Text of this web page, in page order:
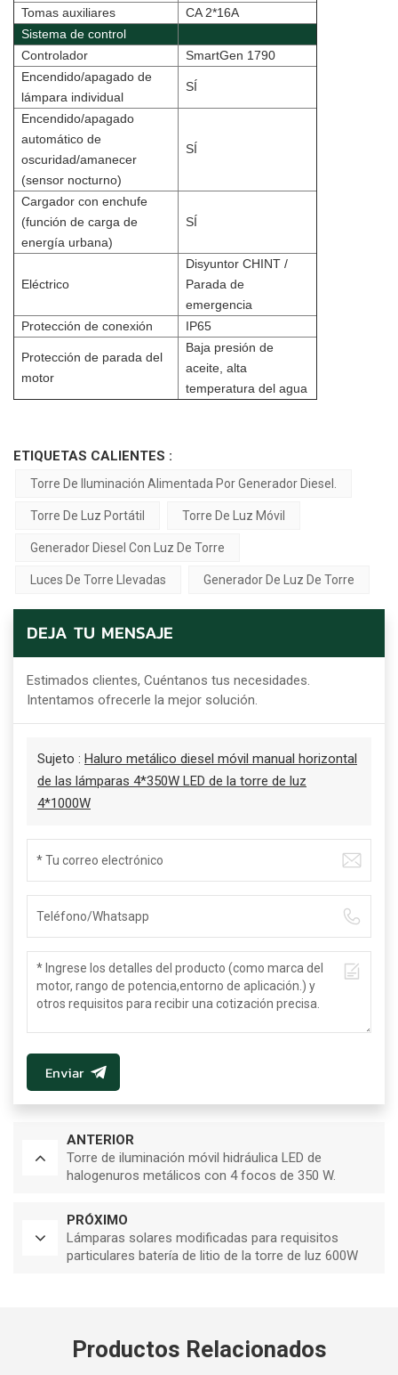
Tomas auxiliares
CA 2*16A
Sistema de control
Controlador
SmartGen 1790
Encendido/apagado de
lámpara individual
SÍ
Encendido/apagado
automático de
oscuridad/amanecer
(sensor nocturno)
SÍ
Cargador con enchufe
(función de carga de
energía urbana)
SÍ
Eléctrico
Disyuntor CHINT /
Parada de
emergencia
Protección de conexión
IP65
Protección de parada del
motor
Baja presión de
aceite, alta
temperatura del agua
ETIQUETAS CALIENTES :
Torre De Iluminación Alimentada Por Generador Diesel.
Torre De Luz Portátil Torre De Luz Móvil
Generador Diesel Con Luz De Torre
Luces De Torre Llevadas Generador De Luz De Torre
DEJA TU MENSAJE
Estimados clientes, Cuéntanos tus necesidades.
Intentamos ofrecerle la mejor solución.
Sujeto : Haluro metálico diesel móvil manual horizontal
de las lámparas 4*350W LED de la torre de luz
4*1000W
Enviar
ANTERIOR
Torre de iluminación móvil hidráulica LED de
halogenuros metálicos con 4 focos de 350 W.
PRÓXIMO
Lámparas solares modificadas para requisitos
particulares batería de litio de la torre de luz 600W
Productos Relacionados